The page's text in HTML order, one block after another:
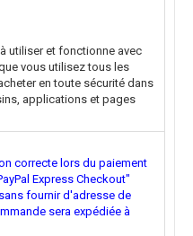
utiliser et fonctionne avec
vous utilisez tous les
en toute sécurité dans
applications et pages
correcte lors du paiement
Express Checkout"
fournir d'adresse de
sera expédiée à